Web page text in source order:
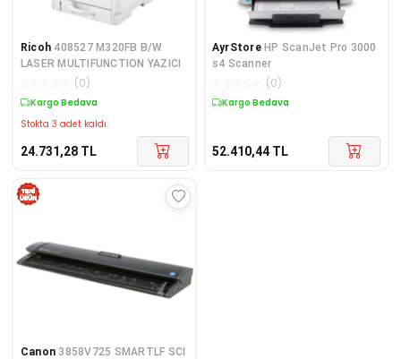
Ricoh 408527 M320FB B/W
LASER MULTIFUNCTION YAZICI
(0)
Kargo Bedava
Stokta 3 adet kaldı.
24.731,28 TL
AyrStore HP ScanJet Pro 3000
s4 Scanner
(0)
Kargo Bedava
52.410,44 TL
Canon 3858V725 SMARTLF SCI